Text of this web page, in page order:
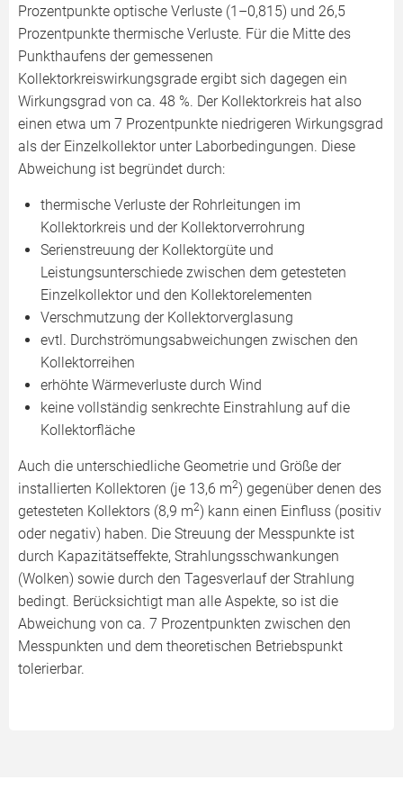
Prozentpunkte optische Verluste (1–0,815) und 26,5
Prozentpunkte thermische Verluste. Für die Mitte des
Punkthaufens der gemessenen
Kollektorkreiswirkungsgrade ergibt sich dagegen ein
Wirkungsgrad von ca. 48 %. Der Kollektorkreis hat also
einen etwa um 7 Prozentpunkte niedrigeren Wirkungsgrad
als der Einzelkollektor unter Laborbedingungen. Diese
Abweichung ist begründet durch:
thermische Verluste der Rohrleitungen im
Kollektorkreis und der Kollektorverrohrung
Serienstreuung der Kollektorgüte und
Leistungsunterschiede zwischen dem getesteten
Einzelkollektor und den Kollektorelementen
Verschmutzung der Kollektorverglasung
evtl. Durchströmungsabweichungen zwischen den
Kollektorreihen
erhöhte Wärmeverluste durch Wind
keine vollständig senkrechte Einstrahlung auf die
Kollektorfläche
Auch die unterschiedliche Geometrie und Größe der
installierten Kollektoren (je 13,6 m2) gegenüber denen des
getesteten Kollektors (8,9 m2) kann einen Einfluss (positiv
oder negativ) haben. Die Streuung der Messpunkte ist
durch Kapazitätseffekte, Strahlungsschwankungen
(Wolken) sowie durch den Tagesverlauf der Strahlung
bedingt. Berücksichtigt man alle Aspekte, so ist die
Abweichung von ca. 7 Prozentpunkten zwischen den
Messpunkten und dem theoretischen Betriebspunkt
tolerierbar.